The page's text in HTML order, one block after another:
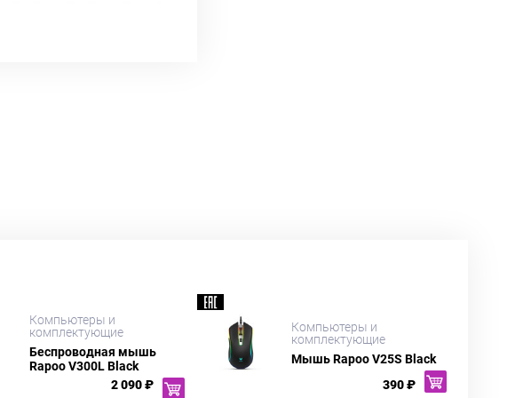
Компьютеры и
комплектующие
Беспроводная мышь
Rapoo V300L Black
2 090 ₽
Компьютеры и
комплектующие
Мышь Rapoo V25S Black
390 ₽